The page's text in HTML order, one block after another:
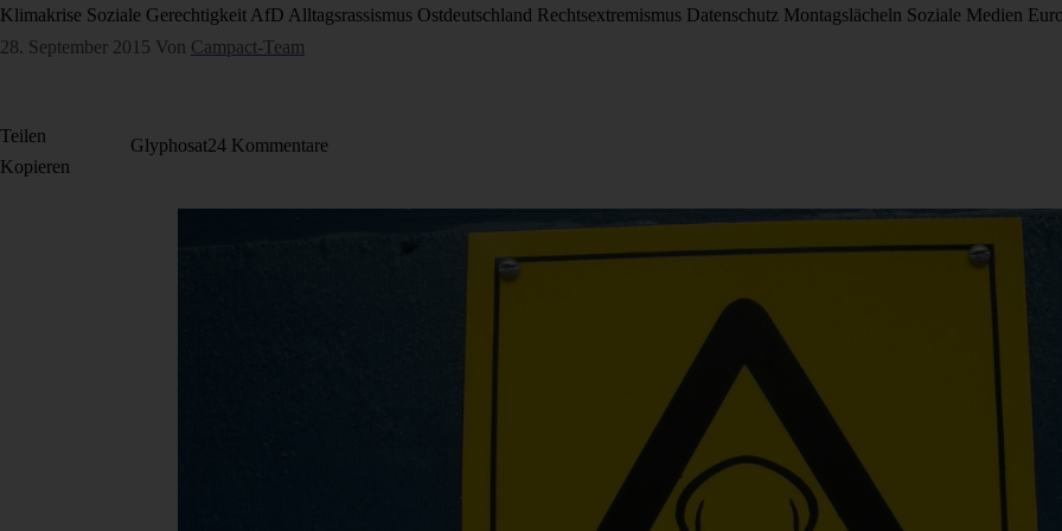
Klimakrise Soziale Gerechtigkeit AfD Alltagsrassismus Ostdeutschland Rechtsextremismus Datenschutz Montagslächeln Soziale Medien
28. September 2015 Von Campact-Team
Glyphosat24 Kommentare
Teilen
Kopieren